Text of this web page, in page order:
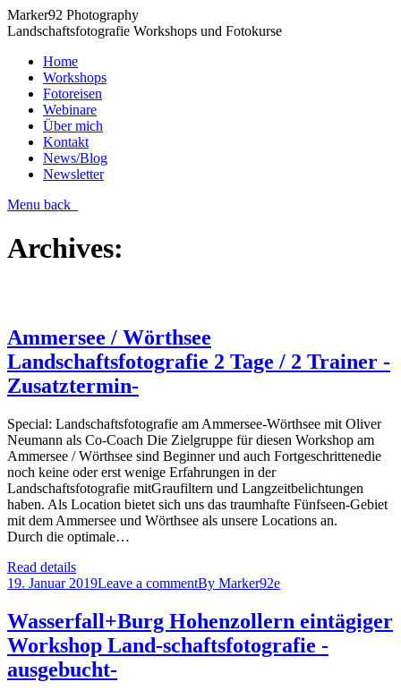
Marker92 Photography
Landschaftsfotografie Workshops und Fotokurse
Home
Workshops
Fotoreisen
Webinare
Über mich
Kontakt
News/Blog
Newsletter
Menu back
Archives:
Ammersee / Wörthsee
Landschaftsfotografie 2 Tage / 2 Trainer -
Zusatztermin-
Special: Landschaftsfotografie am Ammersee-Wörthsee mit Oliver
Neumann als Co-Coach Die Zielgruppe für diesen Workshop am
Ammersee / Wörthsee sind Beginner und auch Fortgeschrittenedie
noch keine oder erst wenige Erfahrungen in der
Landschaftsfotografie mitGraufiltern und Langzeitbelichtungen
haben. Als Location bietet sich uns das traumhafte Fünfseen-Gebiet
mit dem Ammersee und Wörthsee als unsere Locations an.
Durch die optimale…
Read details
19. Januar 2019Leave a commentBy Marker92e
Wasserfall+Burg Hohenzollern eintägiger
Workshop Land-schaftsfotografie -
ausgebucht-